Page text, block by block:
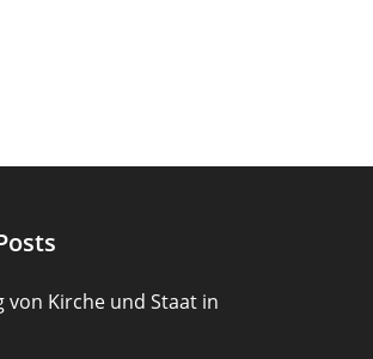
von Kirche und Staat in